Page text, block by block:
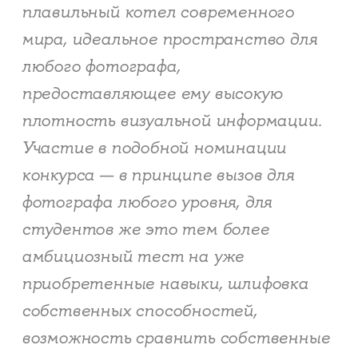
плавильный котел современного
мира, идеальное пространство для
любого фотографа,
предоставляющее ему высокую
плотность визуальной информации.
Участие в подобной номинации
конкурса — в принципе вызов для
фотографа любого уровня, для
студентов же это тем более
амбициозный тест на уже
приобретенные навыки, шлифовка
собственных способностей,
возможность сравнить собственные